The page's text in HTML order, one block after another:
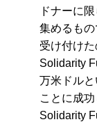
ドナーに
集めるも
受け付け
Solidarity
万米ドル
ことに成
Solidarity